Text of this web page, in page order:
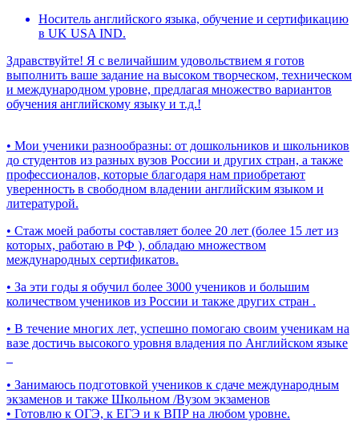
Носитель английского языка, обучение и сертификацию
в UK USA IND.
Здравствуйте! Я c величайшим удовольствием я готов
выполнить ваше задание на высоком творческом, техническом
и международном уровне, предлагая множество вариантов
обучения английскому языку и т.д.!
• Мои ученики разнообразны: от дошкольников и школьников
до студентов из разных вузов России и других стран, а также
профессионалов, которые благодаря нам приобретают
уверенность в свободном владении английским языком и
литературой.
• Стаж моей работы составляет более 20 лет (более 15 лет из
которых, работаю в РФ ), обладаю множеством
международных сертификатов.
• За эти годы я обучил более 3000 учеников и большим
количеством учеников из России и также других стран .
• В течение многих лет, успешно помогаю своим ученикам на
вазе достичь высокого уровня владения по Английском языке
• Занимаюсь подготовкой учеников к сдаче международным
экзаменов и также Школьном /Вузом экзаменов
• Готовлю к ОГЭ, к ЕГЭ и к ВПР на любом уровне.